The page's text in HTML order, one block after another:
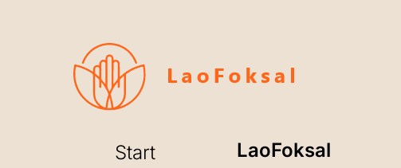
Start LaoFoksal